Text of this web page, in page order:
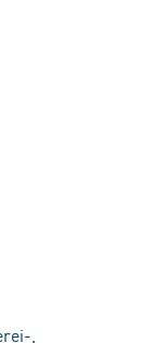
,